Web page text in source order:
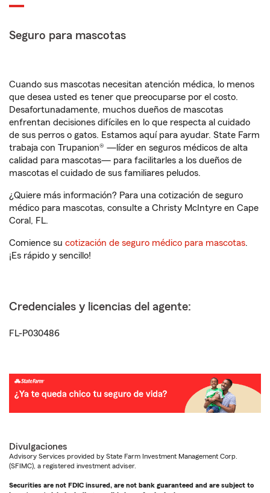
Seguro para mascotas
Cuando sus mascotas necesitan atención médica, lo menos
que desea usted es tener que preocuparse por el costo.
Desafortunadamente, muchos dueños de mascotas
enfrentan decisiones difíciles en lo que respecta al cuidado
de sus perros o gatos. Estamos aquí para ayudar. State Farm
trabaja con Trupanion® —líder en seguros médicos de alta
calidad para mascotas— para facilitarles a los dueños de
mascotas el cuidado de sus familiares peludos.
¿Quiere más información? Para una cotización de seguro
médico para mascotas, consulte a Christy McIntyre en Cape
Coral, FL.
Comience su cotización de seguro médico para mascotas.
¡Es rápido y sencillo!
Credenciales y licencias del agente:
FL-P030486
Divulgaciones
Advisory Services provided by State Farm Investment Management Corp.
(SFIMC), a registered investment adviser.
Securities are not FDIC insured, are not bank guaranteed and are subject to